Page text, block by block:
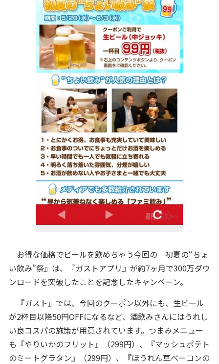
お得な価格でビールを飲めちゃう今回の『初夏の“ちょ
い飲み”祭』は、『ガストアプリ』が約7ヶ月で300万ダウ
ンロードを突破したことを記念したキャンペーン。
『ガスト』では、今回のクーポン以外にも、生ビール
が2杯目以降50円OFFになるなど、酒飲みさんにはうれし
い良コスパの施策が用意されています。つまみメニュー
も『やりいかのフリット』（299円）、『マッシュポテト
のミートグラタン』（299円）、『ほうれん草ベーコンの